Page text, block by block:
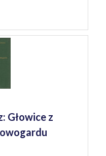
Głowice z